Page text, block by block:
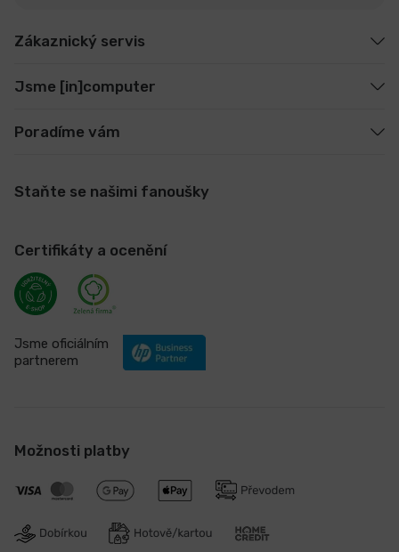
Zákaznický servis
Jsme [in]computer
Poradíme vám
Staňte se našimi fanoušky
Certifikáty a ocenění
Jsme oficiálním
partnerem
Možnosti platby